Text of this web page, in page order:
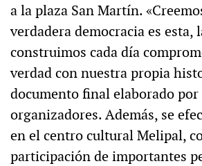
a la plaza San Martín.
verdadera democracia es esta,
construimos cada día
verdad con nuestra propia
documento final elaborado por
organizadores. Además, se
en el centro cultural Melipal,
participación de importantes